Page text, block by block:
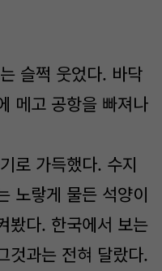
슬쩍 웃었다. 바닥
메고 공항을 빠져나
로 가득했다. 수지
노랗게 물든 석양이
봤다. 한국에서 보는
것과는 전혀 달랐다.